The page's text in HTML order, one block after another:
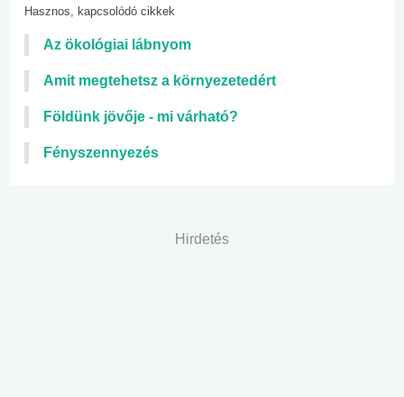
Hasznos, kapcsolódó cikkek
Az ökológiai lábnyom
Amit megtehetsz a környezetedért
Földünk jövője - mi várható?
Fényszennyezés
Hirdetés